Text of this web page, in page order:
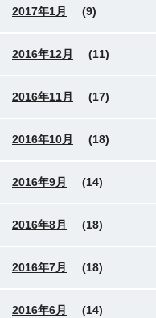
2017年1月 (9)
2016年12月 (11)
2016年11月 (17)
2016年10月 (18)
2016年9月 (14)
2016年8月 (18)
2016年7月 (18)
2016年6月 (14)